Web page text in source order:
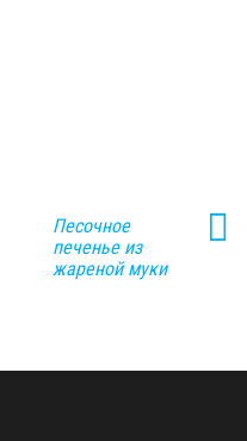
Песочное
печенье из
жареной муки